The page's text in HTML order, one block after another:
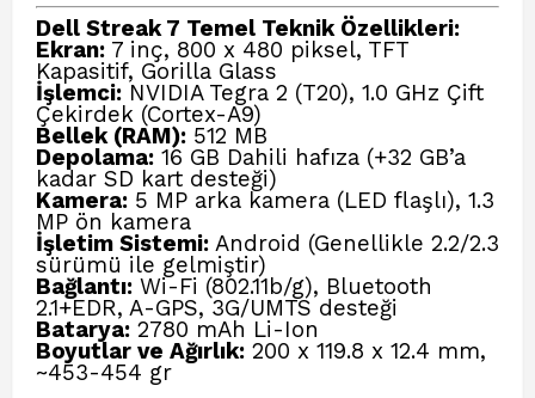
Dell Streak 7 Temel Teknik Özellikleri:
Ekran: 7 inç, 800 x 480 piksel, TFT
Kapasitif, Gorilla Glass
İşlemci: NVIDIA Tegra 2 (T20), 1.0 GHz Çift
Çekirdek (Cortex-A9)
Bellek (RAM): 512 MB
Depolama: 16 GB Dahili hafıza (+32 GB’a
kadar SD kart desteği)
Kamera: 5 MP arka kamera (LED flaşlı), 1.3
MP ön kamera
İşletim Sistemi: Android (Genellikle 2.2/2.3
sürümü ile gelmiştir)
Bağlantı: Wi-Fi (802.11b/g), Bluetooth
2.1+EDR, A-GPS, 3G/UMTS desteği
Batarya: 2780 mAh Li-Ion
Boyutlar ve Ağırlık: 200 x 119.8 x 12.4 mm,
~453-454 gr